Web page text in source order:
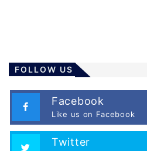
FOLLOW US
Facebook
Like us on Facebook
Twitter